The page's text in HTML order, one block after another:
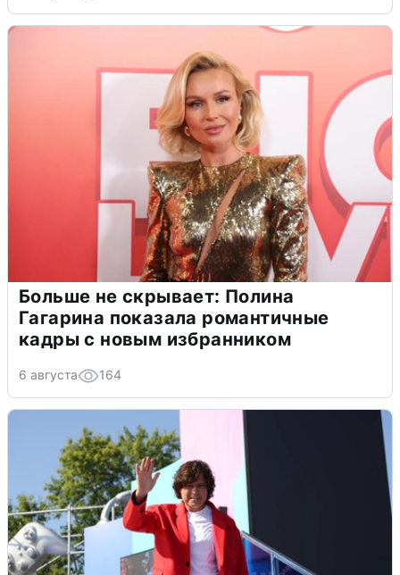
Больше не скрывает: Полина
Гагарина показала романтичные
кадры с новым избранником
6 августа 164